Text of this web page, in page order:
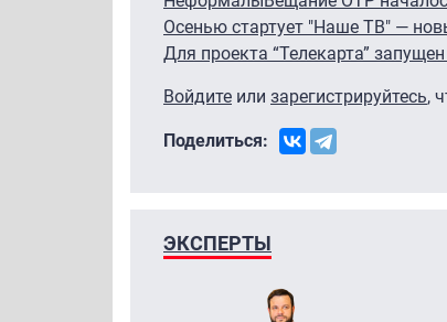
Осенью стартует "Наше ТВ" —
Для проекта “Телекарта”
Войдите или зарегистрируйтесь,
Поделиться:
ЭКСПЕРТЫ